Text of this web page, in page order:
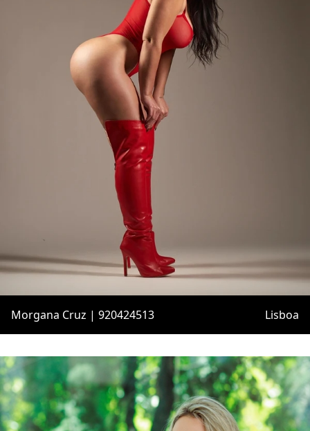
Morgana Cruz | 920424513 Lisboa